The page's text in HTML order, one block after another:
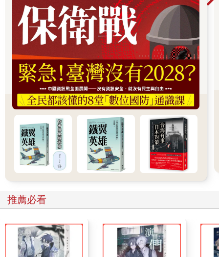
一條河擁有不同的特定利益。對水文工程師來說，河流代表可以
興建水壩發電，或應該興建堤防與溢洪道來保護有價值的地產。
對公衛專家來說，河流代表可以提供飲用水給沿岸居民。對於在
氾濫平原耕種的農民來說，河流除了是重要的灌溉水源，也能帶
來有養分的沉積物。對商人與船運公司來說，河流代表可以航行
的通衢大道，使人可以運送貨物到上下游。對製革廠、水泥廠或
化學工業來說，河流可能只是一個方便而且免費的汙水排放系
統。上述這些說法，或多或少都把流動的河水當成一種可以用來
獲利的資源，或者說得好聽一點，可以為全人類帶來好處。
本書拒絕採取這種狹隘的人類中心主義觀點，主張用更寬廣的角
度理解河流。首先，我們堅持把河流視為各種生命形式的集合
體，有無數的生命仰賴河流存在並獲益。在這些生命形式中，智
人也是其中之一──或者說，智人只是其中之一。河流中還存在數
百萬種其他生命，包括生命短暫的昆蟲、水鳥、貽貝、魚類、氾
濫平原上的植物與樹木、長壽的淡水豚與斑真鮰。所以，如果我
們想像河流的所有公民組織議會，針對河流的狀況與命運進行辯
論，那麼人類將只是少數黨。3（我將在第五章試圖想像這樣的場
流的理解，總是局限在河流的幹流上，也就是源頭以下的地區，
以及三角洲與分流以上的地區。這種習慣似乎來自於地圖繪製人
員的通行做法，他們總是將「河流」最大的流動部分標示出來，
接著上溯直到冰川、湖泊或泉水為止，然後將此地標示為河源。
為了追溯尼羅河、湄公河或亞馬遜河的源頭而死亡的帝國探險家
人數，幾乎與率先攀登世界最高峰而死亡的人數不相上下。此
推薦必看